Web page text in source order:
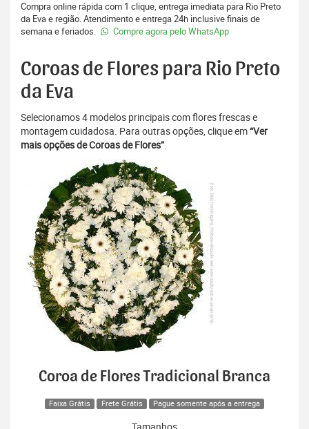
Compra online rápida com 1 clique, entrega imediata para Rio Preto
da Eva e região. Atendimento e entrega 24h inclusive finais de
semana e feriados.
Compre agora pelo WhatsApp
Coroas de Flores para Rio Preto
da Eva
Selecionamos 4 modelos principais com flores frescas e
montagem cuidadosa. Para outras opções, clique em“Ver
mais opções de Coroas de Flores”.
Coroa de Flores Tradicional Branca
Faixa Grátis Frete Grátis Pague somente após a entrega